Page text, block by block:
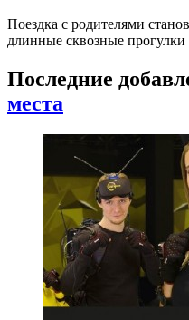
Поездка с родителями
длинные сквозные
Последние
места